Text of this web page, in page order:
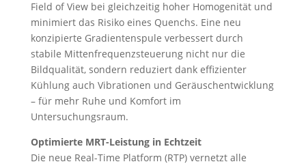
Field of View bei gleichzeitig hoher Homogenität und
minimiert das Risiko eines Quenchs. Eine neu
konzipierte Gradientenspule verbessert durch
stabile Mittenfrequenzsteuerung nicht nur die
Bildqualität, sondern reduziert dank effizienter
Kühlung auch Vibrationen und Geräuschentwicklung
– für mehr Ruhe und Komfort im
Untersuchungsraum.
Optimierte MRT-Leistung in Echtzeit
Die neue Real-Time Platform (RTP) vernetzt alle